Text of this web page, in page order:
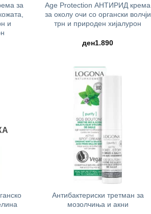
за
и
Age Protection АНТИРИД крема
за околу очи со органски волчји
трн и природен хијалурон
ден1.890
Антибактериски третман за
мозолчиња и акни